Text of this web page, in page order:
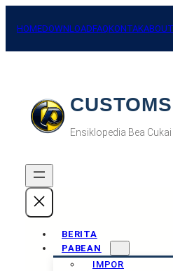
HOMEDOWNLOADFAQKONTAK
Ensiklopedia Bea
BERITA
PABEAN
IMPOR